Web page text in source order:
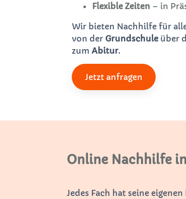
Flexible Zeiten – in
Wir bieten Nachhilfe für
von der Grundschule über
zum Abitur.
Jetzt anfragen
Online Nachhilfe
Jedes Fach hat seine